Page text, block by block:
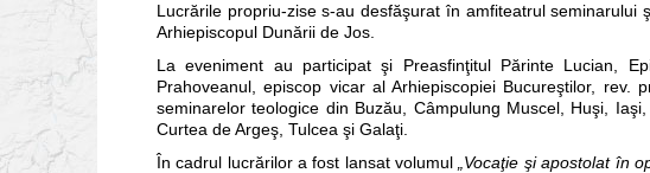
Lucrările propriu-zise s-au desfăşurat în amfiteatrul seminarului
Arhiepiscopul Dunării de Jos.
La eveniment au participat şi Preasfinţitul Părinte Lucian,
Prahoveanul, episcop vicar al Arhiepiscopiei Bucureştilor,
seminarelor teologice din Buzău, Câmpulung Muscel, Huşi,
Curtea de Argeş, Tulcea şi Galaţi.
În cadrul lucrărilor a fost lansat volumul
„Vocaţie şi apostolat în